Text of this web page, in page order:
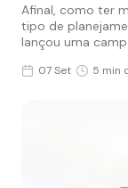
Afinal, como ter
tipo de
lançou uma
07 Set 5 min